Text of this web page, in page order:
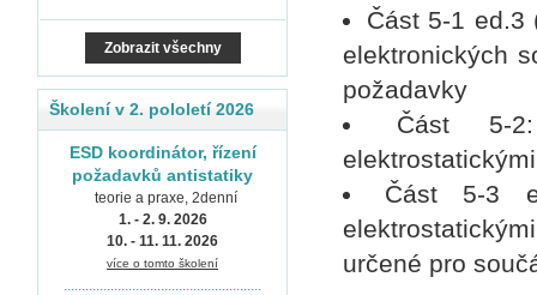
Část 5-1 ed.3
elektronických
požadavky
Část 5-
Část 5-3
určené pro
Zobrazit všechny
Školení v 2. pololetí 2026
ESD koordinátor, řízení
požadavků antistatiky
teorie a praxe, 2denní
1. - 2. 9. 2026
10. - 11. 11. 2026
více o tomto školení
.......................................................